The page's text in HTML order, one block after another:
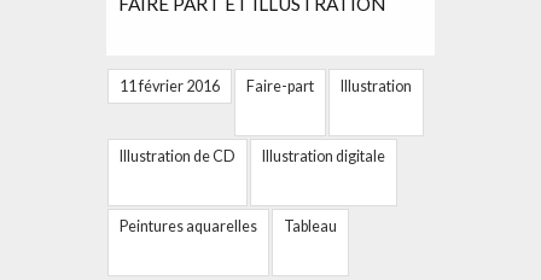
11 février 2016 Faire-part Illustration
Illustration de CD Illustration digitale
Peintures aquarelles Tableau